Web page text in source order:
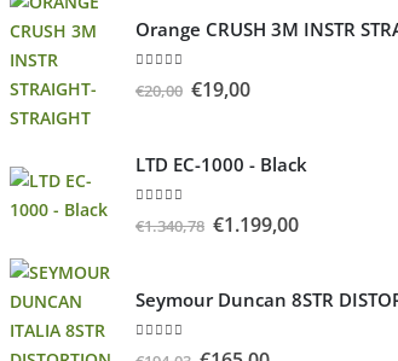
Orange CRUSH 3M INSTR
€20,00 €19,00
LTD EC-1000 - Black
€1.340,78 €1.199,00
Seymour Duncan 8STR